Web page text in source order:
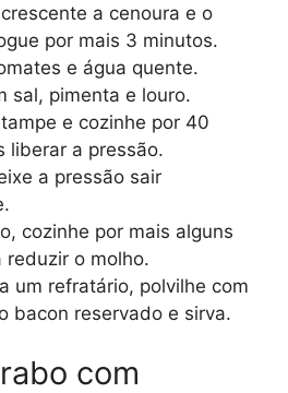
a cenoura e o
por mais 3 minutos.
e água quente.
sal, pimenta e louro.
e cozinhe por 40
liberar a pressão.
a pressão sair
cozinhe por mais alguns
reduzir o molho.
um refratário, polvilhe com
bacon reservado e sirva.
com